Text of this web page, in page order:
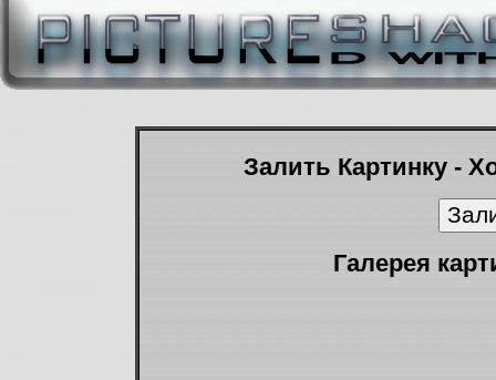
Залить Картинку -
Галерея